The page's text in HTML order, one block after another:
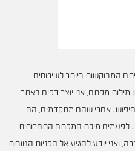
המבוקשות ביותר לשירותים
מפתח, אני יוצר דפים באתר
אחרי שהם מתקדמים, הם
לפעמים מילת המפתח התחרותית
ואני יודע להגיע אל הפניות הטובות